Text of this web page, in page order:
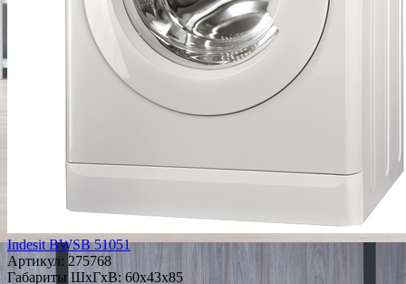
Indesit BWSB 51051
Артикул: 275768
Габариты ШxГxВ: 60x43x85